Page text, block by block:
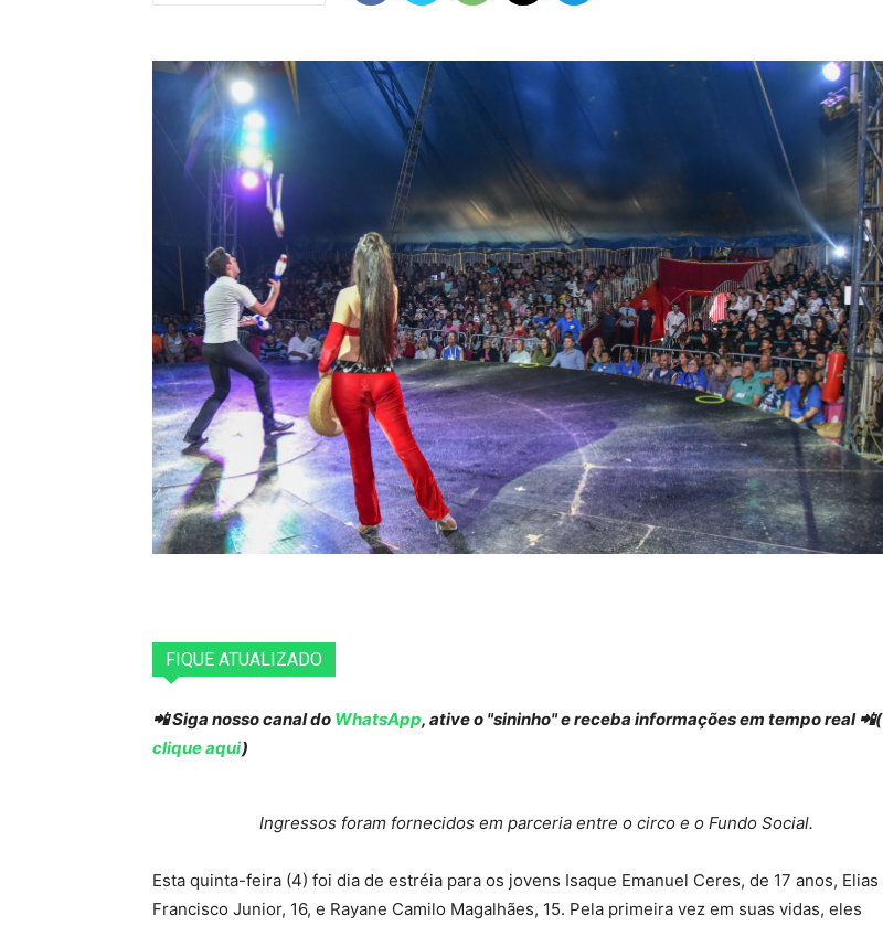
FIQUE ATUALIZADO
📲 Siga nosso canal do WhatsApp, ative o "sininho" e receba informações em tempo real 📲(
clique aqui)
Ingressos foram fornecidos em parceria entre o circo e o Fundo Social.
Esta quinta-feira (4) foi dia de estréia para os jovens Isaque Emanuel Ceres, de 17 anos, Elias
Francisco Junior, 16, e Rayane Camilo Magalhães, 15. Pela primeira vez em suas vidas, eles